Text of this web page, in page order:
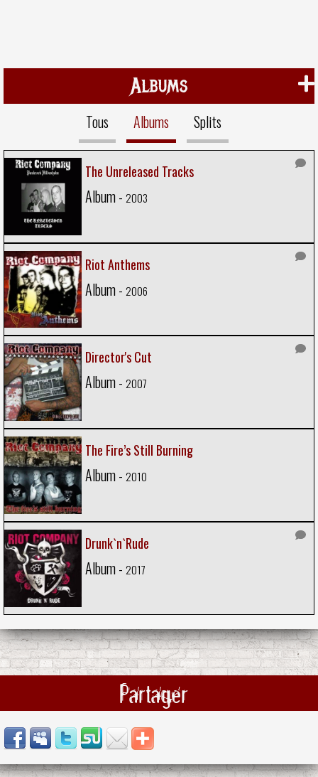
Albums
Tous Albums Splits
The Unreleased Tracks
Album - 2003
Riot Anthems
Album - 2006
Director's Cut
Album - 2007
The Fire’s Still Burning
Album - 2010
Drunk`n`Rude
Album - 2017
Partager